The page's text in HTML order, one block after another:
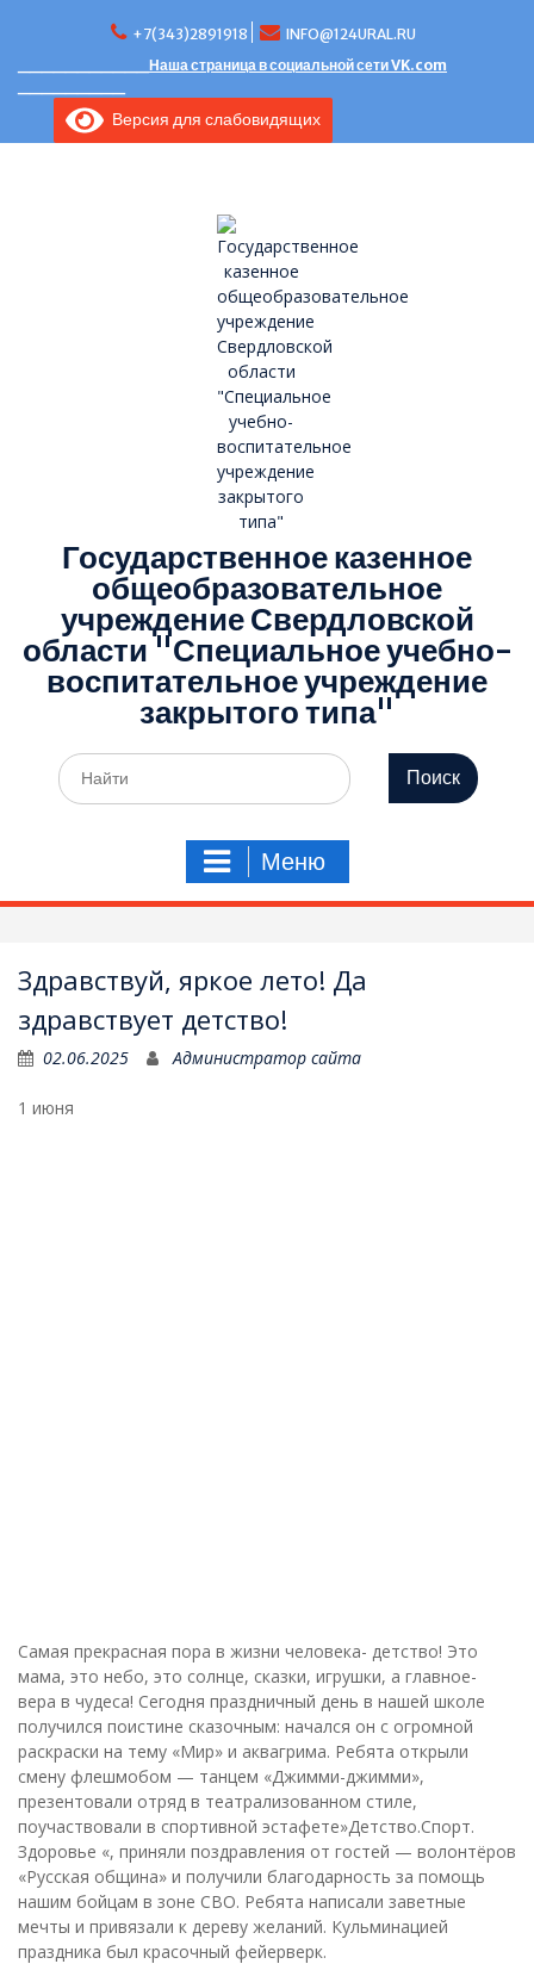
+7(343)2891918
INFO@124URAL.RU
___________Наша страница в социальной сети VK.com
Версия для слабовидящих
Государственное казенное
общеобразовательное
учреждение Свердловской
области "Специальное учебно-
воспитательное учреждение
закрытого типа"
Поиск
по:
Меню
Здравствуй, яркое лето! Да
здравствует детство!
02.06.2025 Администратор сайта
1 июня
Самая прекрасная пора в жизни человека- детство! Это
мама, это небо, это солнце, сказки, игрушки, а главное-
вера в чудеса! Сегодня праздничный день в нашей школе
получился поистине сказочным: начался он с огромной
раскраски на тему «Мир» и аквагрима. Ребята открыли
смену флешмобом — танцем «Джимми-джимми»,
презентовали отряд в театрализованном стиле,
поучаствовали в спортивной эстафете»Детство.Спорт.
Здоровье «, приняли поздравления от гостей — волонтёров
«Русская община» и получили благодарность за помощь
нашим бойцам в зоне СВО. Ребята написали заветные
мечты и привязали к дереву желаний. Кульминацией
праздника был красочный фейерверк.